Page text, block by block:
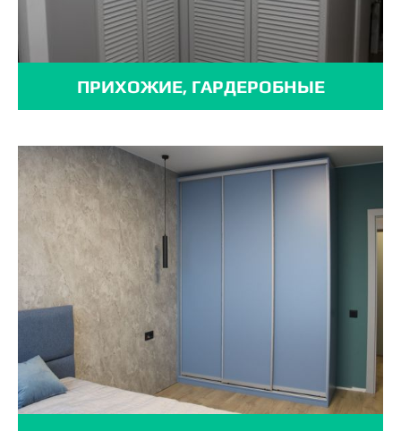
ПРИХОЖИЕ, ГАРДЕРОБНЫЕ